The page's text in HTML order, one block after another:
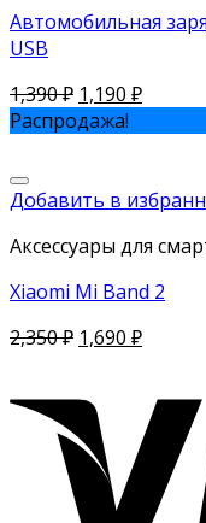
Автомобильная
USB
1,390₽ 1,190 ₽
Распродажа!
Добавить в
Аксессуары для
Xiaomi Mi Band 2
2,350₽ 1,690 ₽